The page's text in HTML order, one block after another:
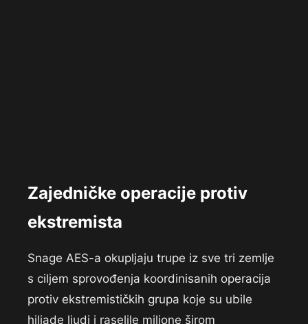
Zajedničke operacije protiv
ekstremista
Snage AES-a okupljaju trupe iz sve tri zemlje
s ciljem sprovođenja koordinisanih operacija
protiv ekstremističkih grupa koje su ubile
hiljade ljudi i raselile milione širom